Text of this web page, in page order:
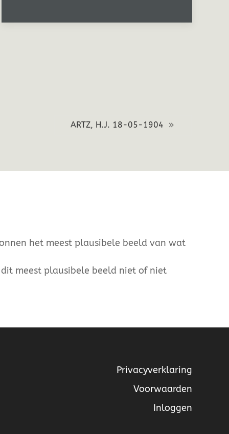
ARTZ, H.J. 18-05-1904
het meest plausibele beeld van wat
meest plausibele beeld niet of niet
Privacyverklaring
Voorwaarden
Inloggen